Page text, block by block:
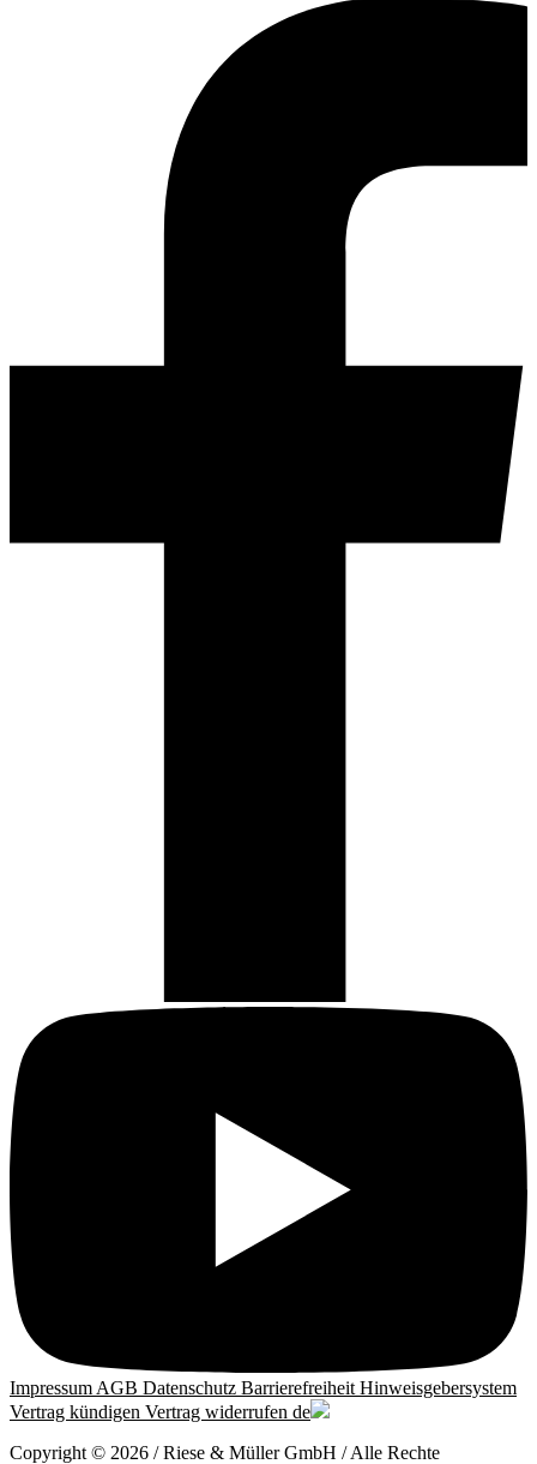
Impressum AGB Datenschutz Barrierefreiheit Hinweisgebersystem
Vertrag kündigen Vertrag widerrufen de
Copyright © 2026 / Riese & Müller GmbH / Alle Rechte